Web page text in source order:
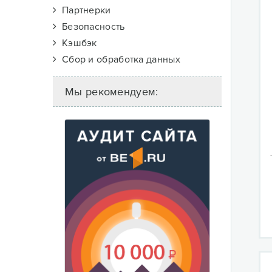
Партнерки
Безопасность
Кэшбэк
Сбор и обработка данных
Мы рекомендуем: